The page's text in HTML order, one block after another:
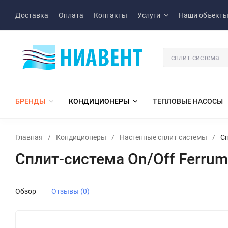
Доставка Оплата Контакты Услуги Наши объекты
БРЕНДЫ КОНДИЦИОНЕРЫ ТЕПЛОВЫЕ НАСОСЫ
Главная / Кондиционеры / Настенные сплит системы /
Сплит-система On/Off
Обзор Отзывы (0)